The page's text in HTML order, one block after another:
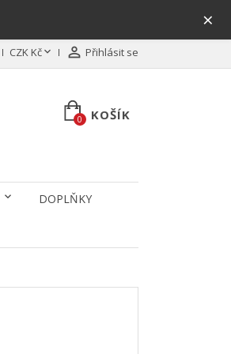
×
CZK Kč  Přihlásit se
KOŠÍK
0
DOPLŇKY